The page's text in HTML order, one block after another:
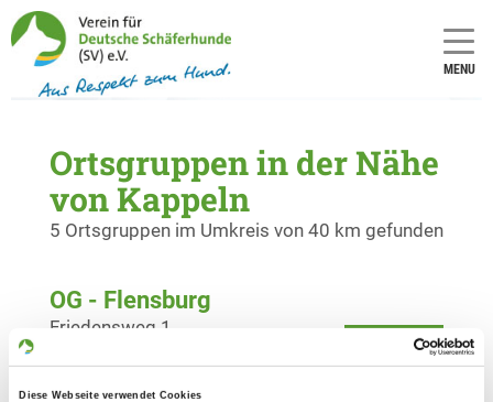
Diese Webseite verwendet Cookies
MENU
Ortsgruppen in der Nähe
von Kappeln
5 Ortsgruppen im Umkreis von 40 km gefunden
OG - Flensburg
Details
Friedensweg 1